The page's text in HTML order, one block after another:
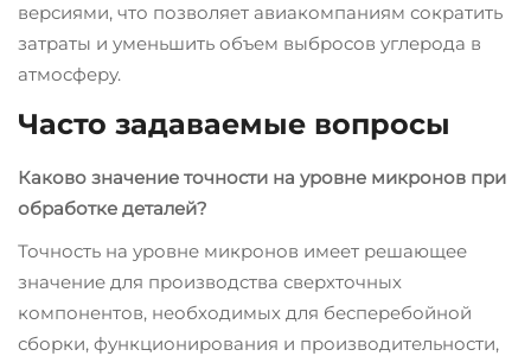
версиями, что позволяет авиакомпаниям сократить
затраты и уменьшить объем выбросов углерода в
атмосферу.
Часто задаваемые вопросы
Каково значение точности на уровне микронов при
обработке деталей?
Точность на уровне микронов имеет решающее
значение для производства сверхточных
компонентов, необходимых для бесперебойной
сборки, функционирования и производительности,